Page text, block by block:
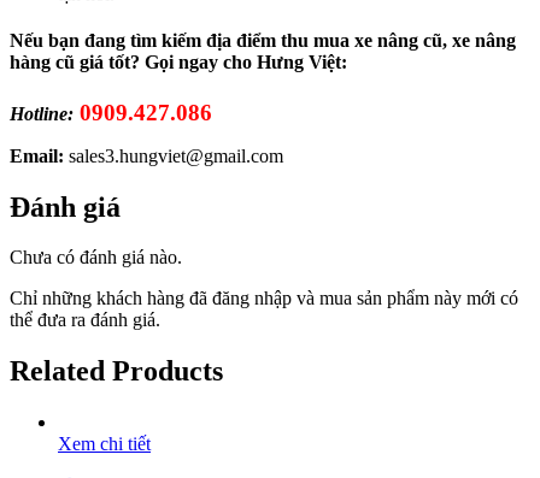
Nếu bạn đang tìm kiếm địa điểm thu mua xe nâng cũ, xe nâng
hàng cũ giá tốt? Gọi ngay cho Hưng Việt:
Hotline: 0909.427.086
Email: sales3.hungviet@gmail.com
Đánh giá
Chưa có đánh giá nào.
Chỉ những khách hàng đã đăng nhập và mua sản phẩm này mới có
thể đưa ra đánh giá.
Related Products
Xem chi tiết